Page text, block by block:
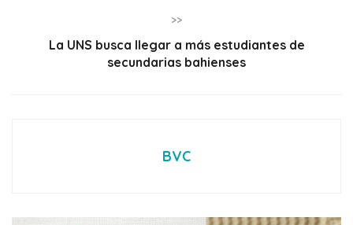
>>
La UNS busca llegar a más estudiantes de
secundarias bahienses
BVC